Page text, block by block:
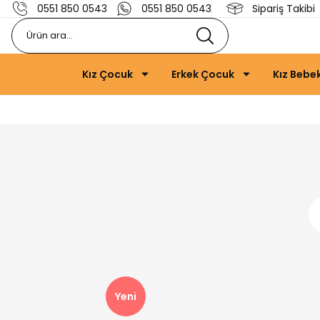
0551 850 0543 0551 850 0543 Sipariş Takibi
Kız Çocuk Erkek Çocuk Kız
Yeni